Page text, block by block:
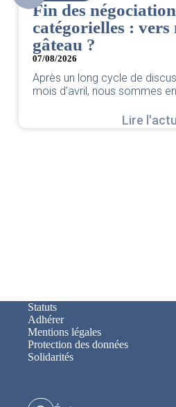
Fin des
catégorielles :
gâteau ?
07/08/2026
Après un long cycle de
mois d’avril, nous sommes
Lire
Statuts
Adhérer
Mentions légales
Protection des données
Solidarités